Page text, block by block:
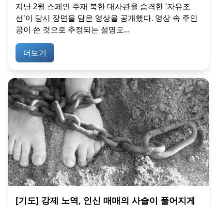
지난 2월 스페인 주재 북한 대사관을 습격한 '자유조
선'이 당시 장면을 담은 영상을 공개했다. 영상 속 주인
공이 쓴 것으로 추정되는 설명도...
더보기
[기도] 강제 노역, 인신 매매의 사슬이 풀어지게